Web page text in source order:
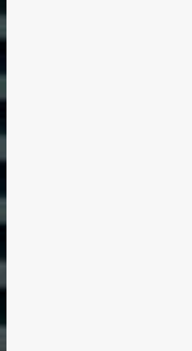
NOS
LES
04 30
Notre site internet utilise des cookies
expérience optimale de navigation par